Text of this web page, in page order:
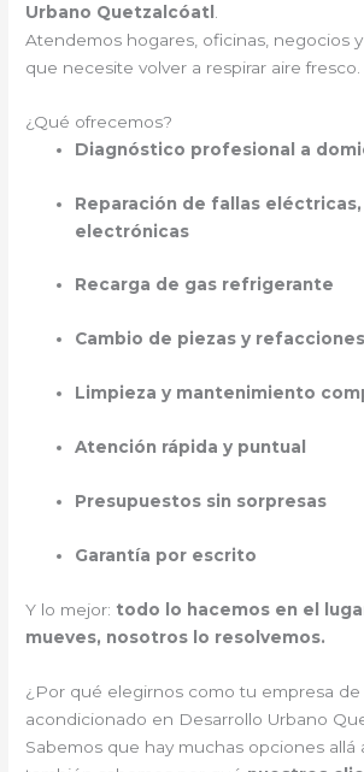
Urbano Quetzalcóatl
Atendemos hogares, oficinas, negocios
que necesite volver a respirar aire fresco.
¿Qué ofrecemos?
Diagnóstico profesional a
Reparación de fallas
electrónicas
Recarga de gas refrigerante
Cambio de piezas y
Limpieza y mantenimiento
Atención rápida y puntual
Presupuestos sin sorpresas
Garantía por escrito
Y lo mejor: todo lo hacemos en el
mueves, nosotros lo resolvemos.
¿Por qué elegirnos como tu empresa de
acondicionado en Desarrollo Urbano
Sabemos que hay muchas opciones allá